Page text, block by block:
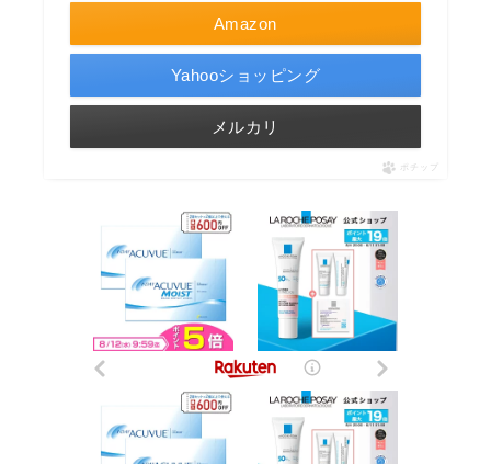
Amazon
Yahooショッピング
メルカリ
ポチップ